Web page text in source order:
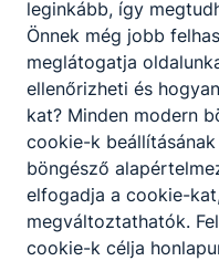
hallgatók.
szakközépiskolai
száma 19 tanár
személyzet 26
1986-ig
folyt. Az iskola
BTI által
megelégedéssel.
felnőttképzést is
leginkább, így
Önnek még jobb
meglátogatja
ellenőrizheti és
kat? Minden modern
cookie-k
böngésző
elfogadja a cookie-
megváltoztathatók.
cookie-k célja